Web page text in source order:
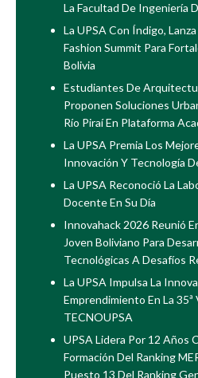
La Facultad De Ingeniería
La UPSA Con Índigo,
Fashion Summit Para
Bolivia
Estudiantes De
Proponen Soluciones
Río Piraí En Plataforma
La UPSA Premia Los
Innovación Y Tecnología
La UPSA Reconoció La
Docente En Su Día
Innovahack 2026 Reunió
Joven Boliviano Para
Tecnológicas A Desafíos
La UPSA Impulsa La
Emprendimiento En La 35ª
TECNOUPSA
UPSA Lidera Por 12 Años
Formación Del Ranking
Puesto 13 Del Ranking